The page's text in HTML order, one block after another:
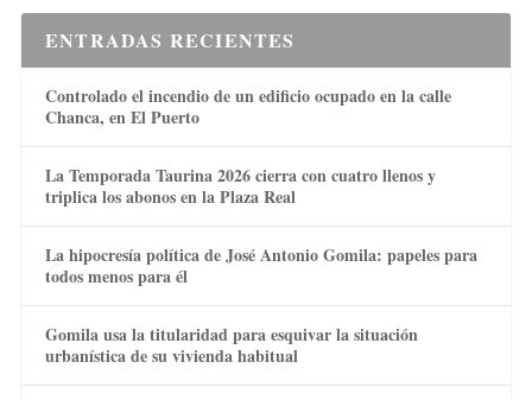
ENTRADAS RECIENTES
Controlado el incendio de un edificio ocupado en la calle
Chanca, en El Puerto
La Temporada Taurina 2026 cierra con cuatro llenos y
triplica los abonos en la Plaza Real
La hipocresía política de José Antonio Gomila: papeles para
todos menos para él
Gomila usa la titularidad para esquivar la situación
urbanística de su vivienda habitual